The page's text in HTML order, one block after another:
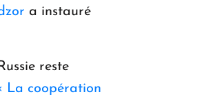
a instauré
reste
La coopération